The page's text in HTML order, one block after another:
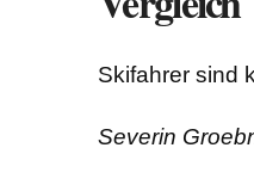
Skifahrer sind
Severin